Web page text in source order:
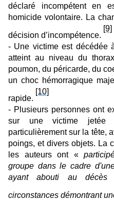
déclaré incompétent en
homicide volontaire. La
décision d’incompétence.
[9]
- Une victime est décédée
atteint au niveau du
poumon, du péricarde, du
un choc hémorragique
rapide.
[10]
- Plusieurs personnes ont
sur une victime
particulièrement sur la tête,
poings, et divers objets. La
les auteurs ont «
groupe dans le cadre
ayant abouti au
circonstances démontrant